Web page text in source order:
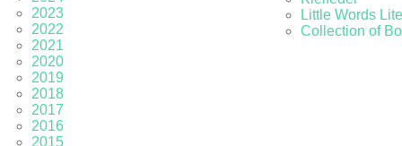
2023
2022
2021
2020
2019
2018
2017
2016
2015
Little Words
Collection of